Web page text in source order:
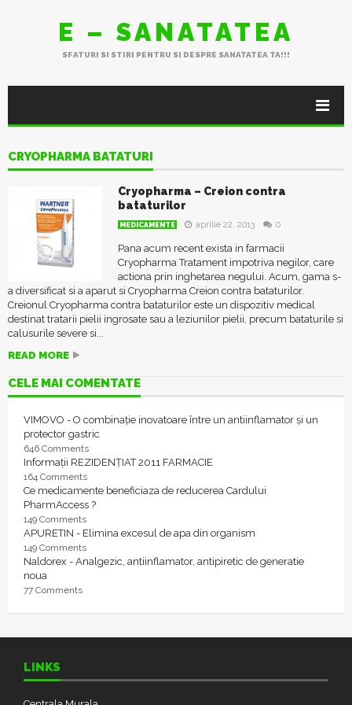
E – SANATATEA
SFATURI SI STIRI PENTRU SI DESPRE SANATATEA TA!!!
CRYOPHARMA BATATURI
Cryopharma – Creion contra
bataturilor
MEDICAMENTE aprilie 22, 2013 0
Pana acum recent exista in farmacii
Cryopharma Tratament impotriva negilor, care
actiona prin inghetarea negului. Acum, gama s-
a diversificat si a aparut si Cryopharma Creion contra bataturilor.
Creionul Cryopharma contra bataturilor este un dispozitiv medical
destinat tratarii pielii ingrosate sau a leziunilor pielii, precum bataturile si
calusurile severe si...
READ MORE
CELE MAI COMENTATE
VIMOVO - O combinație inovatoare între un antiinflamator și un
protector gastric
646 Comments
Informații REZIDENȚIAT 2011 FARMACIE
164 Comments
Ce medicamente beneficiaza de reducerea Cardului
PharmAccess ?
149 Comments
APURETIN - Elimina excesul de apa din organism
149 Comments
Naldorex - Analgezic, antiinflamator, antipiretic de generatie
noua
77 Comments
LINKS